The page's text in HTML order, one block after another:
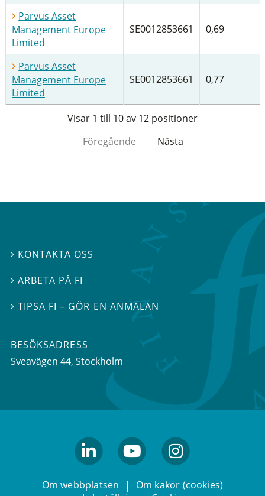
Parvus Asset
Management Europe
Limited
SE0012853661 0,69
Parvus Asset
Management Europe
Limited
SE0012853661 0,77
Visar 1 till 10 av 12 positioner
Föregående
Nästa
 KONTAKTA OSS
 ARBETA PÅ FI
TIPSA FI – GÖR EN ANMÄLAN
BESÖKSADRESS
Sveavägen 44, Stockholm
Om webbplatsen
Om kakor (cookies)